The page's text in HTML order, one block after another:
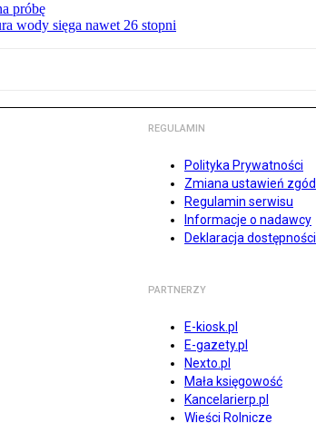
próbę
wody sięga nawet 26 stopni
REGULAMIN
Polityka Prywatności
Zmiana ustawień zgód
Regulamin serwisu
Informacje o nadawcy
Deklaracja dostępności
PARTNERZY
E-kiosk.pl
E-gazety.pl
Nexto.pl
Mała księgowość
Kancelarierp.pl
Wieści Rolnicze